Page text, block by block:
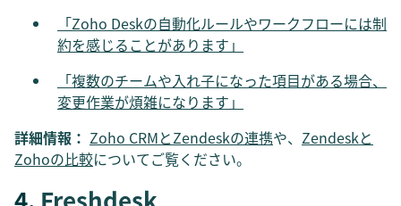
「Zoho Deskの自動化ルールやワークフローには制
約を感じることがあります」
「複数のチームや入れ子になった項目がある場合、
変更作業が煩雑になります」
詳細情報： Zoho CRMとZendeskの連携や、 Zendeskと
Zohoの比較についてご覧ください。